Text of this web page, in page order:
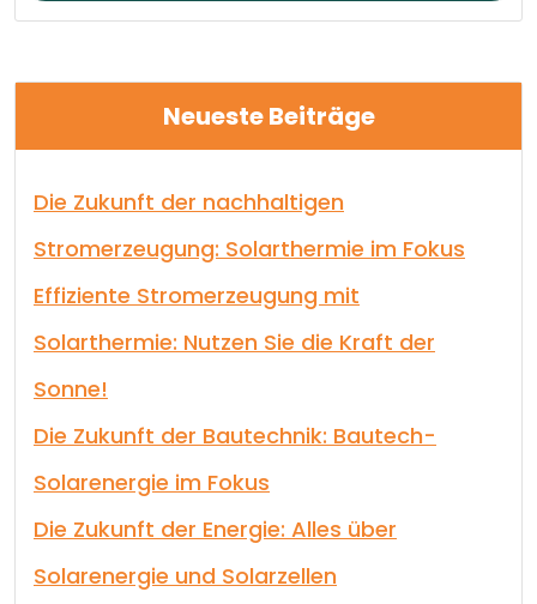
Neueste Beiträge
Die Zukunft der nachhaltigen
Stromerzeugung: Solarthermie im Fokus
Effiziente Stromerzeugung mit
Solarthermie: Nutzen Sie die Kraft der
Sonne!
Die Zukunft der Bautechnik: Bautech-
Solarenergie im Fokus
Die Zukunft der Energie: Alles über
Solarenergie und Solarzellen